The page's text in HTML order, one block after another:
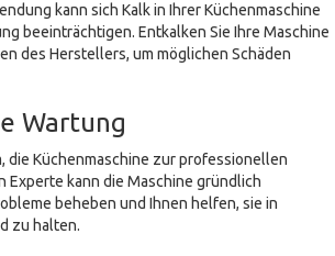
kann sich Kalk in Ihrer Küchenmaschine
beeinträchtigen. Entkalken Sie Ihre Maschine
des Herstellers, um möglichen Schäden
Wartung
die Küchenmaschine zur professionellen
Experte kann die Maschine gründlich
beheben und Ihnen helfen, sie in
zu halten.